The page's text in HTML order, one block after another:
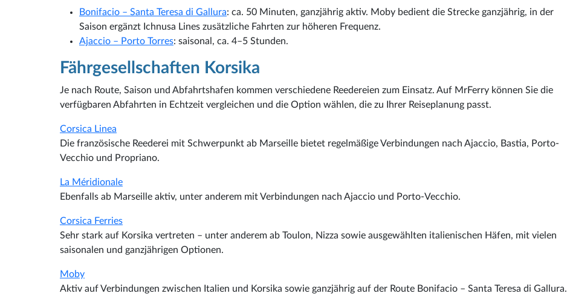
Bonifacio – Santa Teresa di Gallura: ca. 50 Minuten, ganzjährig aktiv. Moby bedient die Strecke ganzjährig, in der
Saison ergänzt Ichnusa Lines zusätzliche Fahrten zur höheren Frequenz.
Ajaccio – Porto Torres: saisonal, ca. 4–5 Stunden.
Fährgesellschaften Korsika
Je nach Route, Saison und Abfahrtshafen kommen verschiedene Reedereien zum Einsatz. Auf MrFerry können Sie die
verfügbaren Abfahrten in Echtzeit vergleichen und die Option wählen, die zu Ihrer Reiseplanung passt.
Corsica Linea
Die französische Reederei mit Schwerpunkt ab Marseille bietet regelmäßige Verbindungen nach Ajaccio, Bastia, Porto-
Vecchio und Propriano.
La Méridionale
Ebenfalls ab Marseille aktiv, unter anderem mit Verbindungen nach Ajaccio und Porto-Vecchio.
Corsica Ferries
Sehr stark auf Korsika vertreten – unter anderem ab Toulon, Nizza sowie ausgewählten italienischen Häfen, mit vielen
saisonalen und ganzjährigen Optionen.
Moby
Aktiv auf Verbindungen zwischen Italien und Korsika sowie ganzjährig auf der Route Bonifacio – Santa Teresa di Gallura.